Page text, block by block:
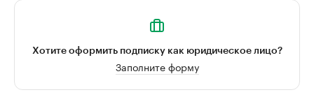
Хотите оформить подписку как юридическое лицо?
Заполните форму